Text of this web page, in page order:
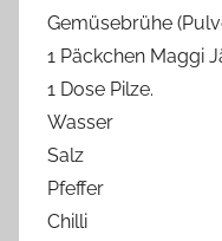
Gemüsebrühe
1 Päckchen Maggi
1 Dose Pilze.
Wasser
Salz
Pfeffer
Chilli